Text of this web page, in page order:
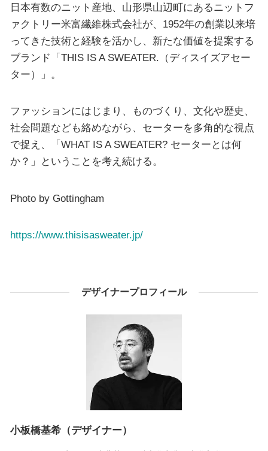
日本有数のニット産地、山形県山辺町にあるニットフ
ァクトリー米富繊維株式会社が、1952年の創業以来培
ってきた技術と経験を活かし、新たな価値を提案する
ブランド「THIS IS A SWEATER.（ディスイズアセー
ター）」。
ファッションにはじまり、ものづくり、文化や歴史、
社会問題なども絡めながら、セーターを多角的な視点
で捉え、「WHAT IS A SWEATER? セーターとは何
か？」ということを考え続ける。
Photo by Gottingham
https://www.thisisasweater.jp/
デザイナープロフィール
小板橋基希（デザイナー）